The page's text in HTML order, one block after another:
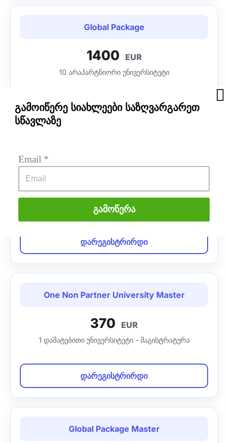
Global Package
1400 EUR
10 არაპარტნიორი უნივერსიტეტი
დარეგისტრირდი
160 EUR
2 პარტნიორი უნივერსიტეტი - მაგისტრატურა
დარეგისტრირდი
One Non Partner University Master
370 EUR
1 დამატებითი უნივერსიტეტი - მაგისტრატურა
დარეგისტრირდი
Global Package Master
გამოიწერე სიახლეები საზღვარგარეთ
სწავლაზე
Email *
Გამოწერა